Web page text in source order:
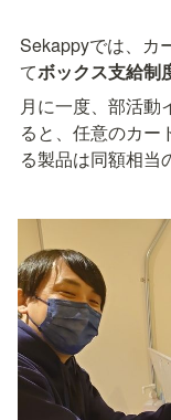
Sekappyでは、カ
てボックス支給制
月に一度、部活動
ると、任意のカー
る製品は同額相当